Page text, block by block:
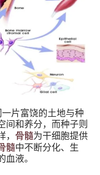
片富饶的土地与种
间和养分，而种子则
骨髓为干细胞提供
髓中不断分化、生
血液。